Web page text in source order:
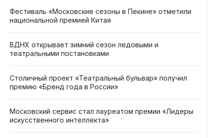
Фестиваль «Московские сезоны в Пекине» отметили
национальной премией Китая
ВДНХ открывает зимний сезон ледовыми и
театральными постановками
Столичный проект «Театральный бульвар» получил
премию «Бренд года в России»
Московский сервис стал лауреатом премии «Лидеры
искусственного интеллекта»